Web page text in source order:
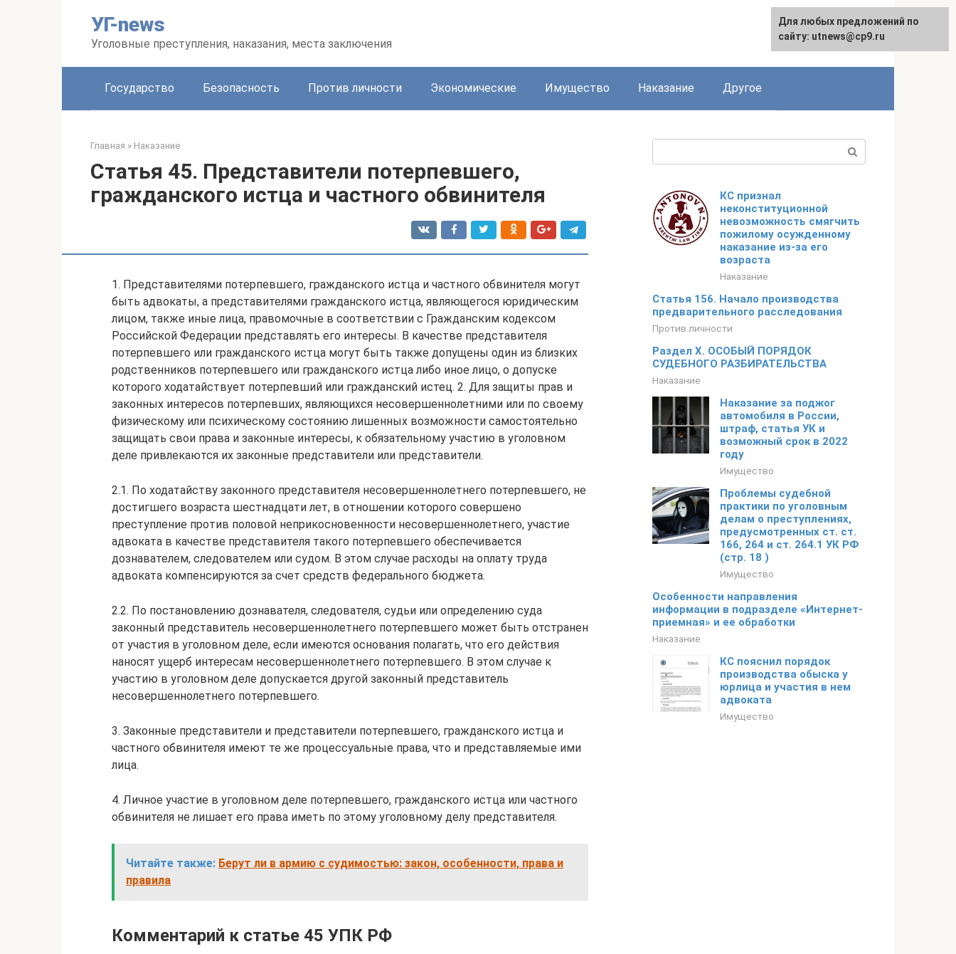
УГ-news
Уголовные преступления, наказания, места заключения
Государство Безопасность Против личности Экономические Имущество Наказание Другое
Главная » Наказание
Статья 45. Представители потерпевшего,
гражданского истца и частного обвинителя
1. Представителями потерпевшего, гражданского истца и частного обвинителя могут
быть адвокаты, а представителями гражданского истца, являющегося юридическим
лицом, также иные лица, правомочные в соответствии с Гражданским кодексом
Российской Федерации представлять его интересы. В качестве представителя
потерпевшего или гражданского истца могут быть также допущены один из близких
родственников потерпевшего или гражданского истца либо иное лицо, о допуске
которого ходатайствует потерпевший или гражданский истец. 2. Для защиты прав и
законных интересов потерпевших, являющихся несовершеннолетними или по своему
физическому или психическому состоянию лишенных возможности самостоятельно
защищать свои права и законные интересы, к обязательному участию в уголовном
деле привлекаются их законные представители или представители.
2.1. По ходатайству законного представителя несовершеннолетнего потерпевшего, не
достигшего возраста шестнадцати лет, в отношении которого совершено
преступление против половой неприкосновенности несовершеннолетнего, участие
адвоката в качестве представителя такого потерпевшего обеспечивается
дознавателем, следователем или судом. В этом случае расходы на оплату труда
адвоката компенсируются за счет средств федерального бюджета.
2.2. По постановлению дознавателя, следователя, судьи или определению суда
законный представитель несовершеннолетнего потерпевшего может быть отстранен
от участия в уголовном деле, если имеются основания полагать, что его действия
наносят ущерб интересам несовершеннолетнего потерпевшего. В этом случае к
участию в уголовном деле допускается другой законный представитель
несовершеннолетнего потерпевшего.
3. Законные представители и представители потерпевшего, гражданского истца и
частного обвинителя имеют те же процессуальные права, что и представляемые ими
лица.
4. Личное участие в уголовном деле потерпевшего, гражданского истца или частного
обвинителя не лишает его права иметь по этому уголовному делу представителя.
Читайте также: Берут ли в армию с судимостью: закон, особенности, права и
правила
Комментарий к статье 45 УПК РФ
КС признал
неконституционной
невозможность смягчить
пожилому осужденному
наказание из-за его
возраста
Наказание
Статья 156. Начало производства
предварительного расследования
Против личности
Раздел X. ОСОБЫЙ ПОРЯДОК
СУДЕБНОГО РАЗБИРАТЕЛЬСТВА
Наказание
Наказание за поджог
автомобиля в России,
штраф, статья УК и
возможный срок в 2022
году
Имущество
Проблемы судебной
практики по уголовным
делам о преступлениях,
предусмотренных ст. ст.
166, 264 и ст. 264.1 УК РФ
(стр. 18 )
Имущество
Особенности направления
информации в подразделе «Интернет-
приемная» и ее обработки
Наказание
КС пояснил порядок
производства обыска у
юрлица и участия в нем
адвоката
Имущество
Для любых предложений по
сайту: utnews@cp9.ru